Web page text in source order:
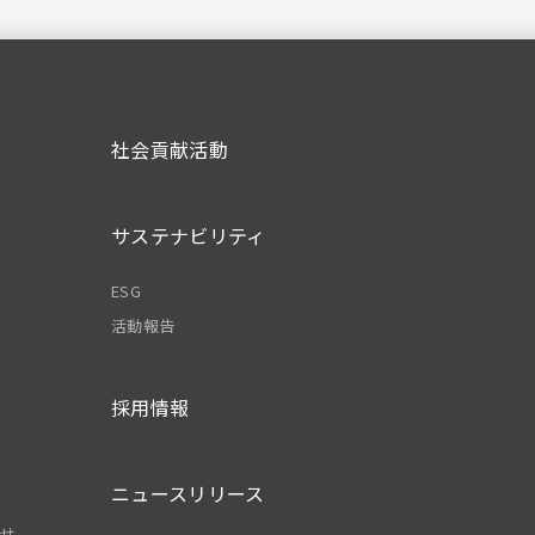
社会貢献活動
サステナビリティ
ESG
活動報告
採用情報
ニュースリリース